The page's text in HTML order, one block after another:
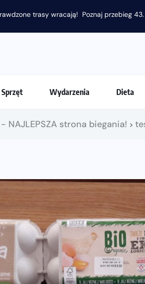
trasy wracają! Poznaj przebieg 43.
Sprzęt Wydarzenia Dieta
NAJLEPSZA strona biegania! >